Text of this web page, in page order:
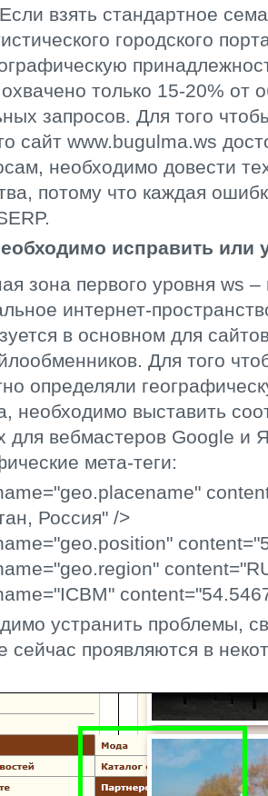
взять стандартное
городского
только 15-20% от
запросов. Для того
сайт www.bugulma.ws
необходимо довести
потому что каждая
исправить или
зона первого уровня ws
интернет-
в основном для
Для того
определяли
необходимо выставить
для вебмастеров Google и
мета-теги:
Россия" />
устранить проблемы,
сейчас проявляются в